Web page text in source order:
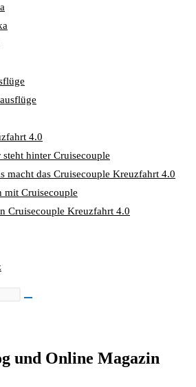
4.0
hinter Cruisecouple
macht das Cruisecouple Kreuzfahrt 4.0
mit Cruisecouple
Cruisecouple Kreuzfahrt 4.0
und Online Magazin